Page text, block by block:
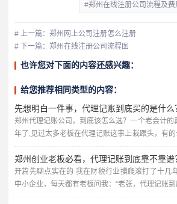
#郑州在线注册公司流程及费
# 上一篇：郑州网上公司注册怎么注册
# 下一篇：郑州在线注册公司流程图
也许您对下面的内容还感兴趣：
给您推荐相同类型的内容：
先想明白一件事，代理记账到底买的是什么
郑州代理记账公司，到底该怎么选？一个老会计的
年了,见过太多老板在代理记账这事上栽跟头，有的
报错被罚款；有的花了冤枉钱，服务却跟不上；
公司坑得差点关门，今天我就用大白话，跟郑州的
公司到底该看什么、避什么坑，不讲虚的，全是实
理记账就是“每个月有人帮你报个税、做个账”，价
郑州创业老板必看，代理记账到底靠不靠谱
开篇先聊点实在的 我在财税行业摸爬滚打了十几
中小企业，每天都有老板问我：“老张，代理记账
能省了这笔钱？”说实话，问这个问题的老板，十